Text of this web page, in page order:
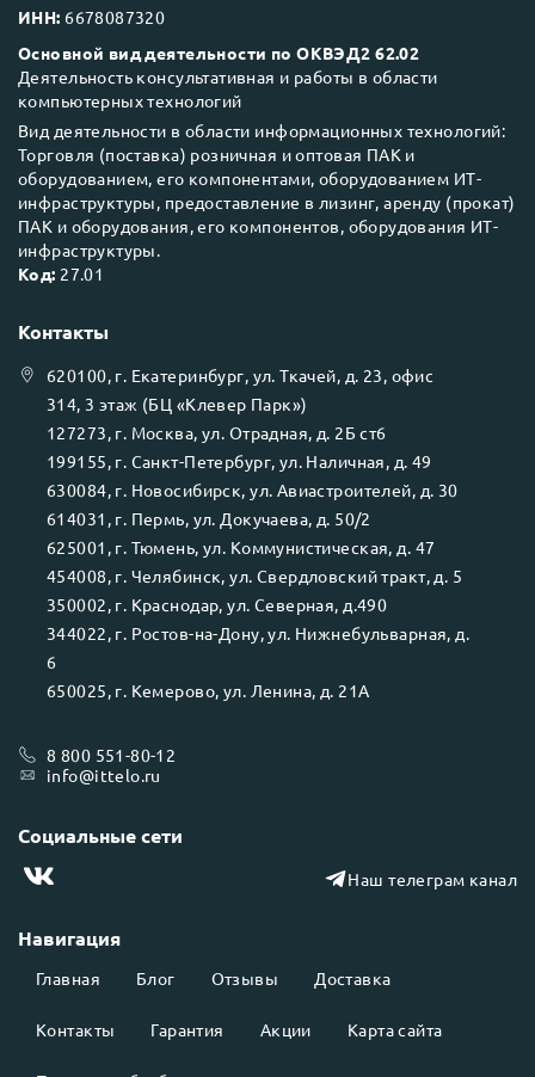
ИНН: 6678087320
Основной вид деятельности по ОКВЭД2 62.02
Деятельность консультативная и работы в области
компьютерных технологий
Вид деятельности в области информационных технологий:
Торговля (поставка) розничная и оптовая ПАК и
оборудованием, его компонентами, оборудованием ИТ-
инфраструктуры, предоставление в лизинг, аренду (прокат)
ПАК и оборудования, его компонентов, оборудования ИТ-
инфраструктуры.
Код: 27.01
Навигация
Главная Блог Отзывы Доставка
Контакты Гарантия Акции Карта сайта
Контакты
620100, г. Екатеринбург, ул.Ткачей, д. 23, офис
314, 3 этаж (БЦ «Клевер Парк»)
127273, г. Москва, ул. Отрадная, д. 2Б ст6
199155, г. Санкт-Петербург, ул. Наличная, д. 49
630084, г. Новосибирск, ул. Авиастроителей, д. 30
614031 , г. Пермь, ул. Докучаева, д. 50/2
625001 , г. Тюмень, ул. Коммунистическая, д. 47
454008, г. Челябинск, ул. Свердловский тракт, д. 5
350002, г. Краснодар, ул. Северная, д.490
344022, г. Ростов-на-Дону, ул. Нижнебульварная, д.
6
650025, г. Кемерово, ул. Ленина, д. 21А
8 800 551-80-12
info@ittelo.ru
Социальные сети
Наш телеграм канал